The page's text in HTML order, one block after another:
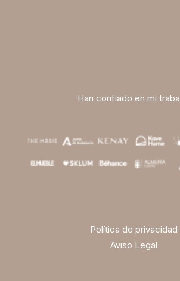
Han confiado en mi
Política de privacidad
Aviso Legal